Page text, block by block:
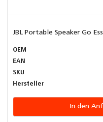
JBL Portable Speaker Go
OEM
EAN
SKU
Hersteller
In den